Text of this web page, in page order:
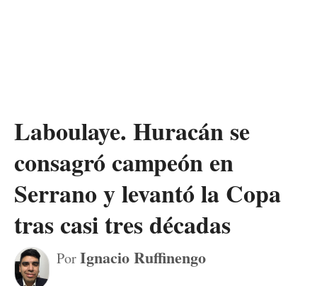
Laboulaye. Huracán se
consagró campeón en
Serrano y levantó la Copa
tras casi tres décadas
PorIgnacio Ruffinengo